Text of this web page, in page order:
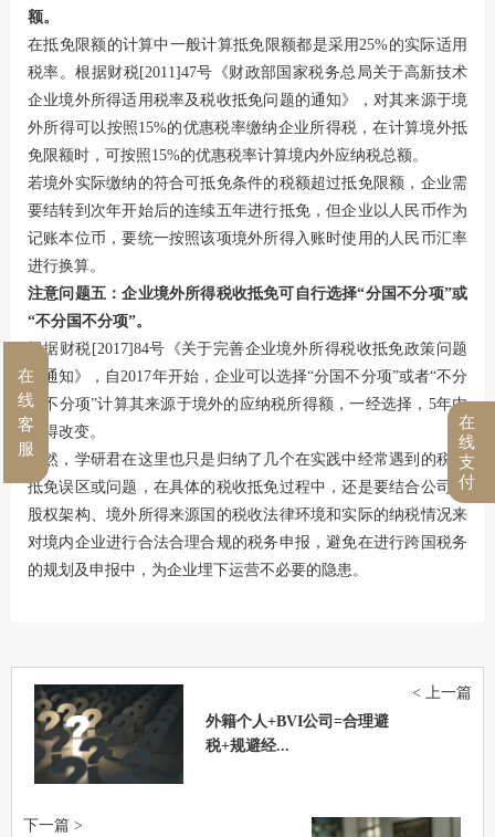
额。
在抵免限额的计算中一般计算抵免限额都是采用25%的实际适用
税率。根据财税[2011]47号《财政部国家税务总局关于高新技术
企业境外所得适用税率及税收抵免问题的通知》，对其来源于境
外所得可以按照15%的优惠税率缴纳企业所得税，在计算境外抵
免限额时，可按照15%的优惠税率计算境内外应纳税总额。
若境外实际缴纳的符合可抵免条件的税额超过抵免限额，企业需
要结转到次年开始后的连续五年进行抵免，但企业以人民币作为
记账本位币，要统一按照该项境外所得入账时使用的人民币汇率
进行换算。
注意问题五：企业境外所得税收抵免可自行选择“分国不分项”或
“不分国不分项”。
根据财税[2017]84号《关于完善企业境外所得税收抵免政策问题
的通知》，自2017年开始，企业可以选择“分国不分项”或者“不分
国不分项”计算其来源于境外的应纳税所得额，一经选择，5年内
不得改变。
当然，学研君在这里也只是归纳了几个在实践中经常遇到的税收
抵免误区或问题，在具体的税收抵免过程中，还是要结合公司的
股权架构、境外所得来源国的税收法律环境和实际的纳税情况来
对境内企业进行合法合理合规的税务申报，避免在进行跨国税务
的规划及申报中，为企业埋下运营不必要的隐患。
外籍个人+BVI公司=合理避
税+规避经...
< 上一篇
下一篇 >
在
线
客
服
在
线
支
付